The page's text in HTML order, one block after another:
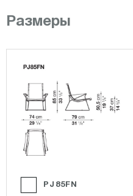
Размеры
PJ85FN